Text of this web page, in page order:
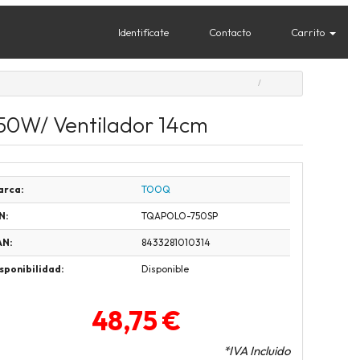
Identifícate Contacto Carrito
Ventilador 14cm
TOOQ
TQAPOLO-750SP
8433281010314
Disponible
48,75 €
*IVA Incluido